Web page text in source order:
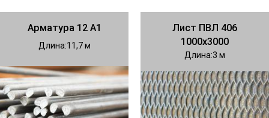
Арматура 12 А1
Длина 11,7
Лист ПВЛ 406
1000х3000
Длина 3